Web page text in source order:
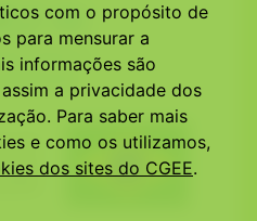
com o propósito de
para mensurar a
informações são
a privacidade dos
Para saber mais
e como os utilizamos,
dos sites do CGEE.